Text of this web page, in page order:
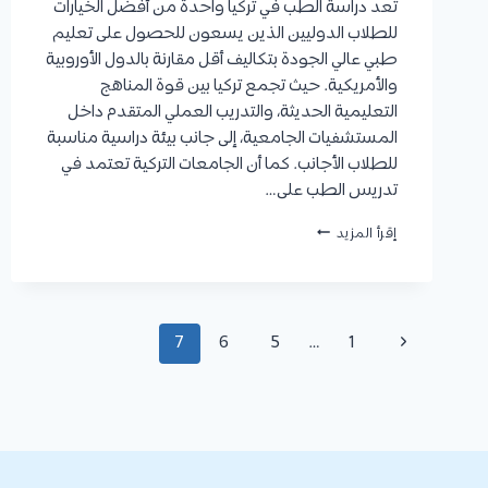
تُعد دراسة الطب في تركيا واحدة من أفضل الخيارات
للطلاب الدوليين الذين يسعون للحصول على تعليم
طبي عالي الجودة بتكاليف أقل مقارنة بالدول الأوروبية
والأمريكية. حيث تجمع تركيا بين قوة المناهج
التعليمية الحديثة، والتدريب العملي المتقدم داخل
المستشفيات الجامعية، إلى جانب بيئة دراسية مناسبة
للطلاب الأجانب. كما أن الجامعات التركية تعتمد في
تدريس الطب على…
إقرأ المزيد دراسة
تنقلالصفحة
1
…
5
6
7